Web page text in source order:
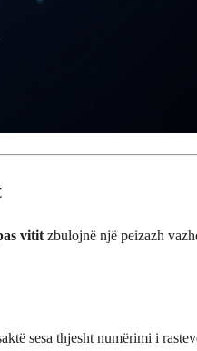
vitit zbulojnë një peizazh
sesa thjesht numërimi i